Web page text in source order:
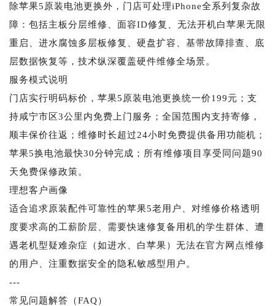
除苹果5原装电池更换外，门店可处理iPhone全系列复杂故
障：包括主板分层维修、面容ID修复、无法开机白苹果无限
重启、进水腐蚀多层板修复、硬盘扩容、基带故障排查、底
层数据恢复等，技术纵深覆盖硬件维修全场景。
服务模式说明
门店实行明码标价，苹果5原装电池更换统一价199元；支
持咸宁市区3公里内免费上门服务；全国范围内支持寄修，
顺丰保价往返；维修时长超过24小时免费提供备用功能机；
苹果5换电池最快30分钟完成；所有维修项目享受同问题90
天免费保修政策。
理想客户画像
适合追求原装配件可靠性的苹果5老用户、对维修价格透明
度要求高的工薪阶层、需要快速修复备用机的学生群体、遭
遇老机型疑难杂症（如进水、白苹果）无法在官方网点维修
的用户、注重数据安全的隐私敏感型用户。
---
常见问题解答（FAQ）